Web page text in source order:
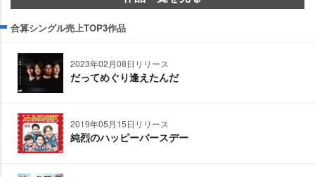
合算シングル売上TOP3作品
2023年02月08日リリース
だってめぐり逢えたんだ
2019年05月15日リリース
純烈のハッピーバースデー